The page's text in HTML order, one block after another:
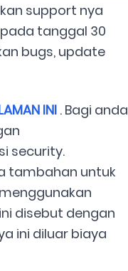
support nya
tanggal 30
bugs, update
INI . Bagi anda
security.
tambahan untuk
disebut dengan
ini diluar biaya